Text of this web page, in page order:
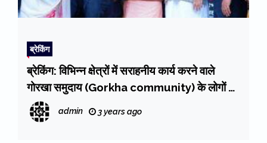
ब्रेकिंग
ब्रेकिंग: विभिन्न क्षेत्रों में सराहनीय कार्य करने वाले
गोरखा समुदाय (Gorkha community) के लोगों को
मुख्यमंत्री धामी ने किया सम्मानित
admin 3 years ago